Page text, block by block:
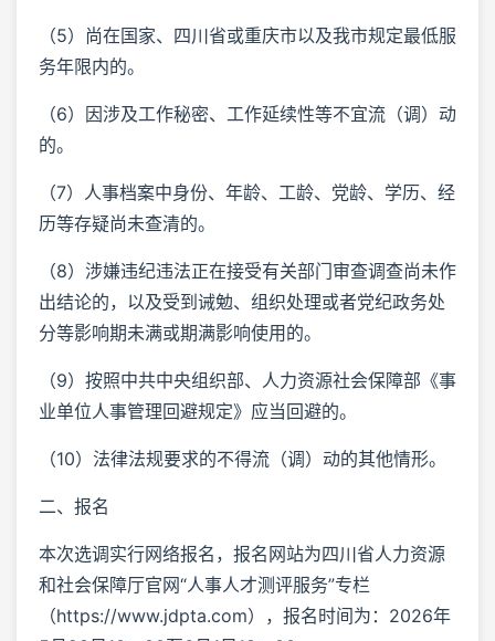
（5）尚在国家、四川省或重庆市以及我市规定最低服
务年限内的。
（6）因涉及工作秘密、工作延续性等不宜流（调）动
的。
（7）人事档案中身份、年龄、工龄、党龄、学历、经
历等存疑尚未查清的。
（8）涉嫌违纪违法正在接受有关部门审查调查尚未作
出结论的，以及受到诫勉、组织处理或者党纪政务处
分等影响期未满或期满影响使用的。
（9）按照中共中央组织部、人力资源社会保障部《事
业单位人事管理回避规定》应当回避的。
（10）法律法规要求的不得流（调）动的其他情形。
二、报名
本次选调实行网络报名，报名网站为四川省人力资源
和社会保障厅官网“人事人才测评服务”专栏
（https://www.jdpta.com），报名时间为：2026年